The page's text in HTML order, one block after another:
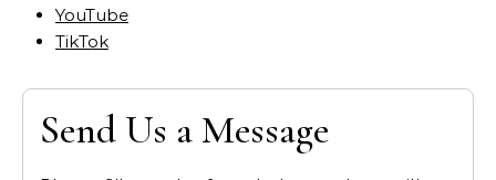
YouTube
TikTok
Send Us a Message